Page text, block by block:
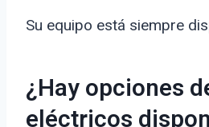
Su equipo está siempre
¿Hay opciones
eléctricos